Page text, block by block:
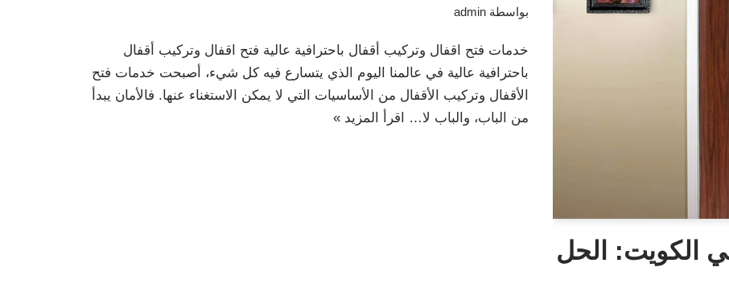
الكويت: الحل
بواسطة admin
خدمات فتح اقفال وتركيب أقفال باحترافية عالية فتح اقفال وتركيب أقفال
باحترافية عالية في عالمنا اليوم الذي يتسارع فيه كل شيء، أصبحت خدمات فتح
الأقفال وتركيب الأقفال من الأساسيات التي لا يمكن الاستغناء عنها. فالأمان يبدأ
من الباب، والباب لا…
اقرأ المزيد »